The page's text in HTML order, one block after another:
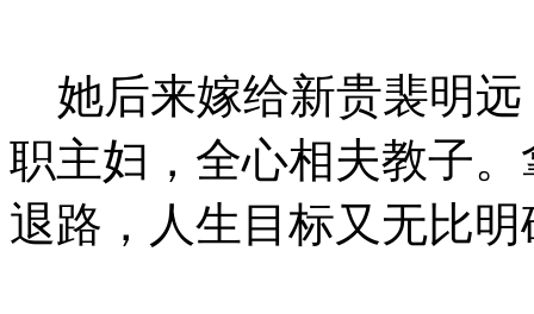
她后来嫁给新贵裴明远
职主妇，全心相夫教子
退路，人生目标又无比